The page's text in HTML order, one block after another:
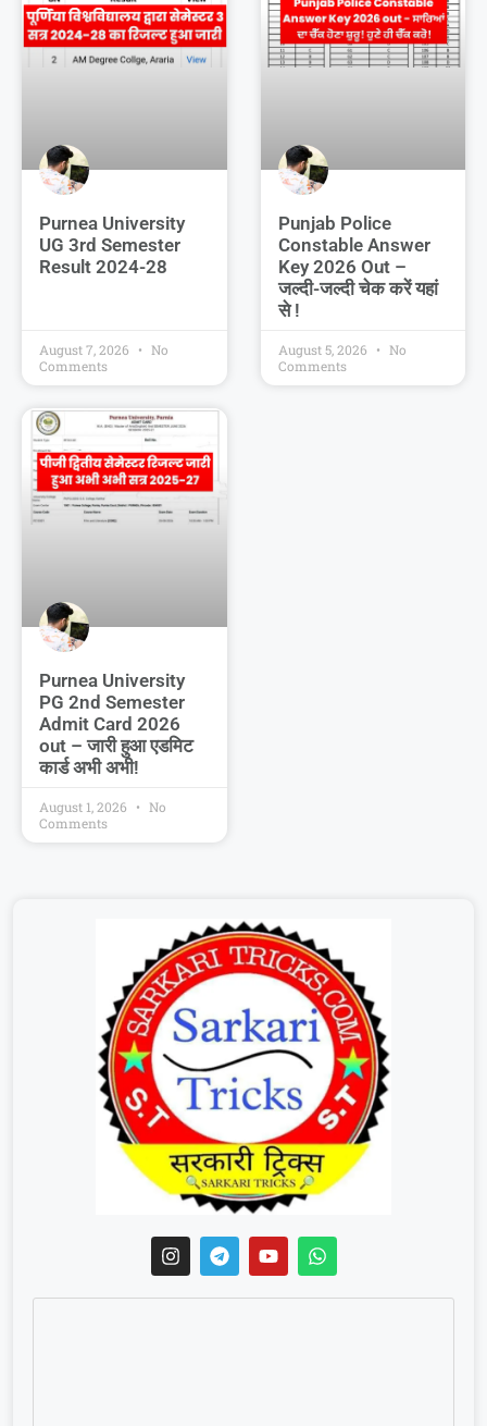
Purnea University
UG 3rd Semester
Result 2024-28
August 7, 2026
No
Comments
Punjab Police
Constable Answer
Key 2026 Out –
जल्दी-जल्दी चेक करें यहां
से !
August 5, 2026
No
Comments
Purnea University
PG 2nd Semester
Admit Card 2026
out – जारी हुआ एडमिट
कार्ड अभी अभी!
August 1, 2026
No
Comments